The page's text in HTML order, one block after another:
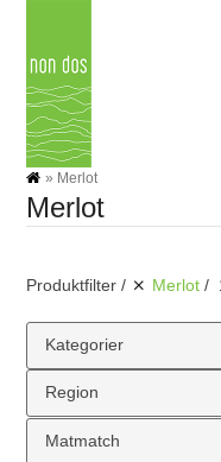
content
» Merlot
Merlot
Produktfilter Merlot
Kategorier
Region
Matmatch